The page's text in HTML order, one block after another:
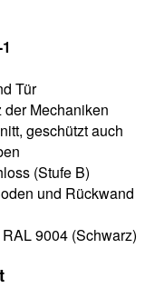
Tür
Mechaniken
geschützt auch
(Stufe B)
und Rückwand
9004 (Schwarz)